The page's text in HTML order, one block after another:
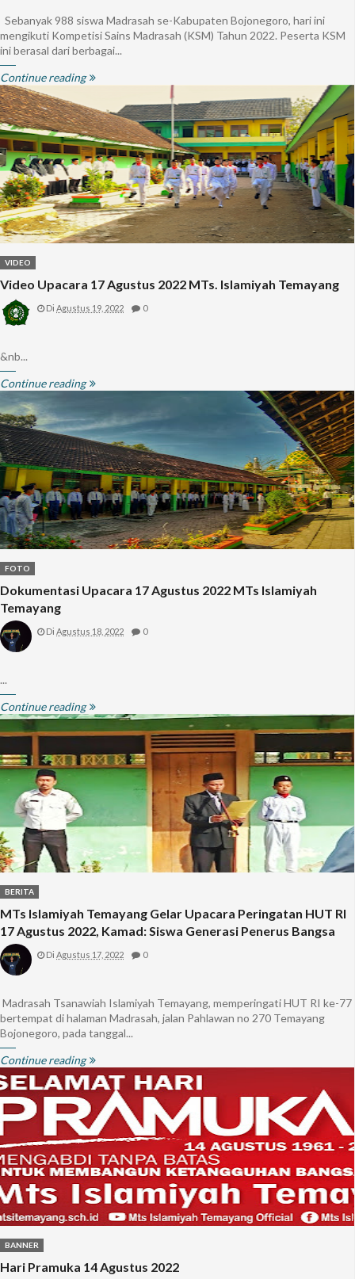
Sebanyak 988 siswa Madrasah se-Kabupaten Bojonegoro, hari ini
mengikuti Kompetisi Sains Madrasah (KSM) Tahun 2022. Peserta KSM
ini berasal dari berbagai...
Continue reading
VIDEO
Video Upacara 17 Agustus 2022 MTs. Islamiyah Temayang
Di Agustus 19, 2022 0
&nb...
Continue reading
FOTO
Dokumentasi Upacara 17 Agustus 2022 MTs Islamiyah
Temayang
Di Agustus 18, 2022 0
...
Continue reading
BERITA
MTs Islamiyah Temayang Gelar Upacara Peringatan HUT RI
17 Agustus 2022, Kamad: Siswa Generasi Penerus Bangsa
Di Agustus 17, 2022 0
Madrasah Tsanawiah Islamiyah Temayang, memperingati HUT RI ke-77
bertempat di halaman Madrasah, jalan Pahlawan no 270 Temayang
Bojonegoro, pada tanggal...
Continue reading
BANNER
Hari Pramuka 14 Agustus 2022